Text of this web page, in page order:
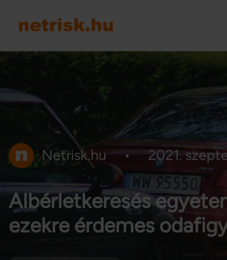
Netrisk.hu • 2021.
Albérletkeresés
ezekre érdemes